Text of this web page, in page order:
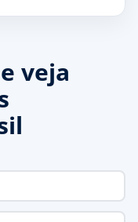
veja